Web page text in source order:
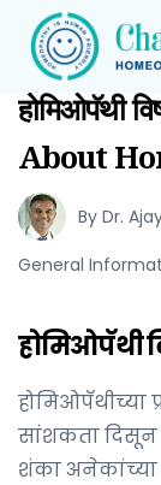
होमिओपॅथी
About
By Dr.
General
होमिओपॅथी
होमिओपॅथीच्या
सांशकता दिसून
शंका अनेकांच्या